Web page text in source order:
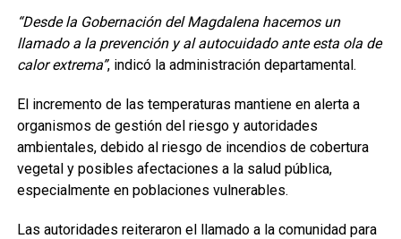
“Desde la Gobernación del Magdalena hacemos un
llamado a la prevención y al autocuidado ante esta ola de
calor extrema”, indicó la administración departamental.
El incremento de las temperaturas mantiene en alerta a
organismos de gestión del riesgo y autoridades
ambientales, debido al riesgo de incendios de cobertura
vegetal y posibles afectaciones a la salud pública,
especialmente en poblaciones vulnerables.
Las autoridades reiteraron el llamado a la comunidad para